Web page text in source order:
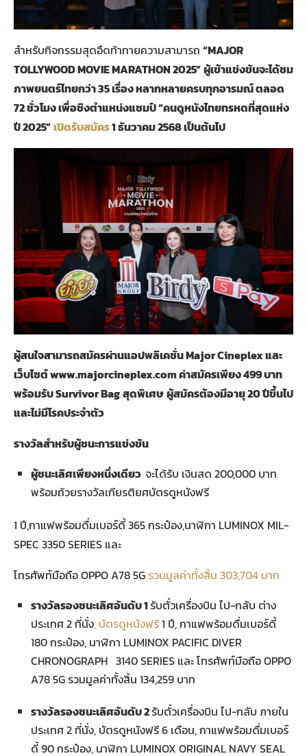
สำหรับกิจกรรมสุดอึดท้าทายความสามารถ “MAJOR
TOLLYWOOD MOVIE MARATHON 2025”ผู้เข้าแข่งขันจะได้ชม
ภาพยนตร์ไทยกว่า 35 เรื่อง หลากหลายครบทุกอารมณ์ ตลอด
72 ชั่วโมง เพื่อชิงตำแหน่งแชมป์ “คนดูหนังไทยทรหดที่สุดแห่ง
ปี 2025”เปิดรับสมัคร1 ธันวาคม 2568 เป็นต้นไป
ผู้สนใจสามารถสมัครผ่านแอปพลิเคชั่นMajor Cineplex และ
เว็บไซต์ www.majorcineplex.com ค่าสมัครเพียง 499 บาท
พร้อมรับ Survivor Bagสุดพิเศษผู้สมัครต้องมีอายุ20 ปีขึ้นไป
และไม่มีโรคประจำตัว
รางวัลสำหรับผู้ชนะการแข่งขัน
ผู้ชนะเลิศเพียงหนึ่งเดียว จะได้รับ เงินสด 200,000 บาท
พร้อมถ้วยรางวัลเกียรติยศบัตรดูหนังฟรี
1 ปี,กาแฟพร้อมดื่มเบอร์ดี้ 365 กระป๋อง,นาฬิกา LUMINOX MIL-
SPEC 3350 SERIES และ
โทรศัพท์มือถือ OPPO A78 5G รวมมูลค่าทั้งสิ้น 303,704 บาท
รางวัลรองชนะเลิศอันดับ 1รับตั๋วเครื่องบิน ไป-กลับ ต่าง
ประเทศ 2 ที่นั่ง, บัตรดูหนังฟรี1 ปี, กาแฟพร้อมดื่มเบอร์ดี้
180 กระป๋อง, นาฬิกา LUMINOX PACIFIC DIVER
CHRONOGRAPH 3140 SERIES และ โทรศัพท์มือถือ OPPO
A78 5G รวมมูลค่าทั้งสิ้น 134,259 บาท
รางวัลรองชนะเลิศอันดับ2รับตั๋วเครื่องบิน ไป-กลับ ภายใน
ประเทศ 2 ที่นั่ง, บัตรดูหนังฟรี 6 เดือน, กาแฟพร้อมดื่มเบอร์
ดี้ 90 กระป๋อง, นาฬิกา LUMINOX ORIGINAL NAVY SEAL